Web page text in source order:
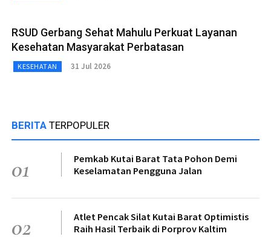
RSUD Gerbang Sehat Mahulu Perkuat Layanan
Kesehatan Masyarakat Perbatasan
KESEHATAN 31 Jul 2026
BERITA TERPOPULER
01
Pemkab Kutai Barat Tata Pohon Demi
Keselamatan Pengguna Jalan
02
Atlet Pencak Silat Kutai Barat Optimistis
Raih Hasil Terbaik di Porprov Kaltim